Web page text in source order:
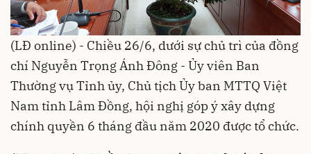
(LĐ online) - Chiều 26/6, dưới sự chủ trì của đồng
chí Nguyễn Trọng Ánh Đông - Ủy viên Ban
Thường vụ Tỉnh ủy, Chủ tịch Ủy ban MTTQ Việt
Nam tỉnh Lâm Đồng, hội nghị góp ý xây dựng
chính quyền 6 tháng đầu năm 2020 được tổ chức.